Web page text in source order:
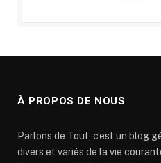
À PROPOS DE NOUS
Parlons de Tout, c’est un blog
divers et variés de la vie